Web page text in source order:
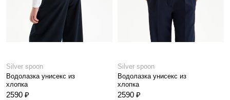
Silver spoon
Водолазка унисекс из
хлопка
2590 ₽
Silver spoon
Водолазка унисекс из
хлопка
2590 ₽